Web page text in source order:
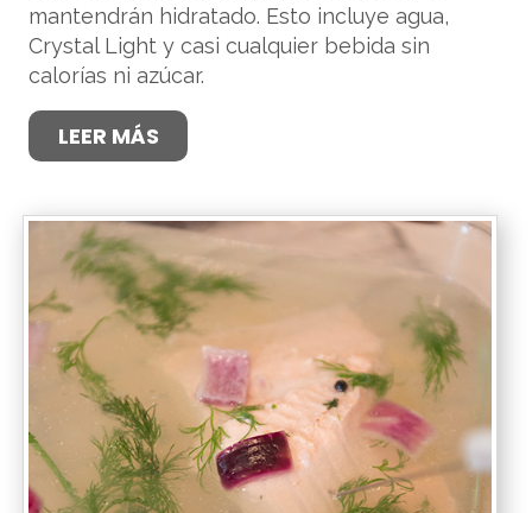
mantendrán hidratado. Esto incluye agua,
Crystal Light y casi cualquier bebida sin
calorías ni azúcar.
LEER MÁS